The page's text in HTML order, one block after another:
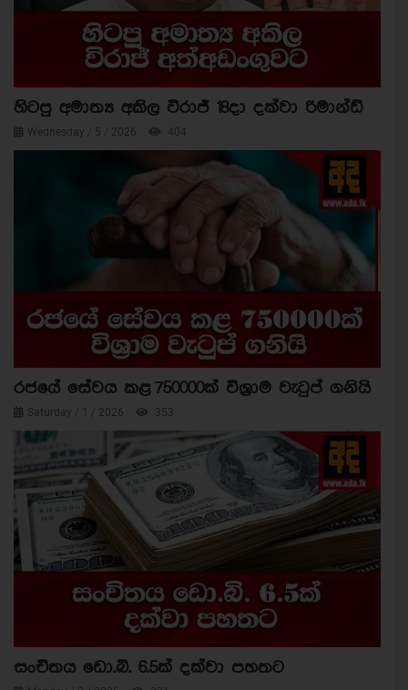
හිටපු අමාත්‍ය අකිල විරාජ් 18දා දක්වා රිමාන්ඩ්
Wednesday / 5 / 2026 404
රජයේ සේවය කළ 750000ක් විශ්‍රාම වැටුප් ගනියි
Saturday / 1 / 2026 353
සංචිතය ඩො.බි. 6.5ක් දක්වා පහතට